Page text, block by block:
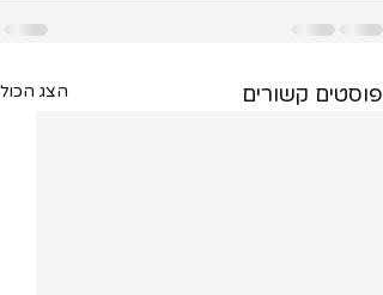
פוסטים קשורים הצג הכול